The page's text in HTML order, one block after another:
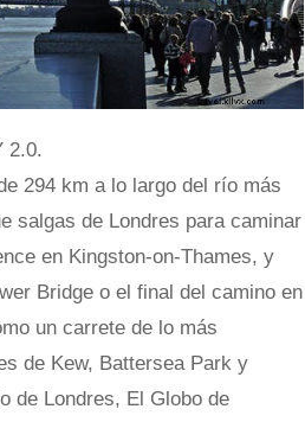
2.0.
294 km a lo largo del río más
salgas de Londres para caminar
en Kingston-on-Thames, y
Bridge o el final del camino en
un carrete de lo más
de Kew, Battersea Park y
de Londres, El Globo de